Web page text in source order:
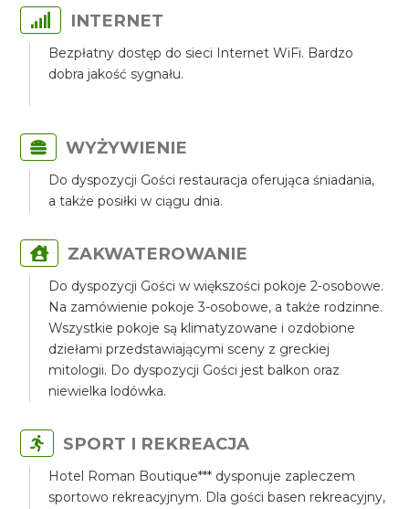
INTERNET
Bezpłatny dostęp do sieci Internet WiFi. Bardzo
dobra jakość sygnału.
WYŻYWIENIE
Do dyspozycji Gości restauracja oferująca śniadania,
a także posiłki w ciągu dnia.
ZAKWATEROWANIE
Do dyspozycji Gości w większości pokoje 2-osobowe.
Na zamówienie pokoje 3-osobowe, a także rodzinne.
Wszystkie pokoje są klimatyzowane i ozdobione
dziełami przedstawiającymi sceny z greckiej
mitologii. Do dyspozycji Gości jest balkon oraz
niewielka lodówka.
SPORT I REKREACJA
Hotel Roman Boutique*** dysponuje zapleczem
sportowo rekreacyjnym. Dla gości basen rekreacyjny,